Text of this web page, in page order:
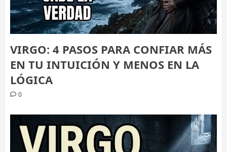
VIRGO: 4 PASOS PARA CONFIAR MÁS
EN TU INTUICIÓN Y MENOS EN LA
LÓGICA
0